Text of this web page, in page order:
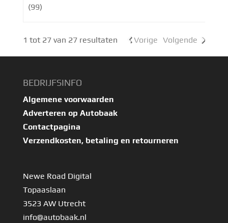
(99)
1 tot 27 van 27 resultaten Vorige Volgende
BEDRIJFSINFO
Algemene voorwaarden
Adverteren op Autobaak
Contactpagina
Verzendkosten, betaling en retourneren
Newe Road Digital
Topaaslaan
3523 AW Utrecht
info@autobaak.nl